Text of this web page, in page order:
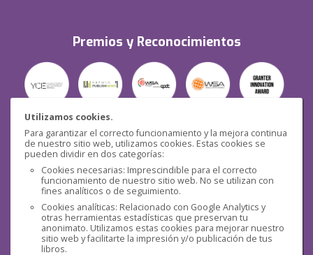
Utilizamos cookies.
Para garantizar el correcto funcionamiento y la mejora continua
de nuestro sitio web, utilizamos cookies. Estas cookies se
pueden dividir en dos categorías:
Cookies necesarias: Imprescindible para el correcto
funcionamiento de nuestro sitio web. No se utilizan con
fines analíticos o de seguimiento.
Cookies analíticas: Relacionado con Google Analytics y
otras herramientas estadísticas que preservan tu
anonimato. Utilizamos estas cookies para mejorar nuestro
sitio web y facilitarte la impresión y/o publicación de tus
libros.
Premios y Reconocimientos
Seguridad
Redes sociales